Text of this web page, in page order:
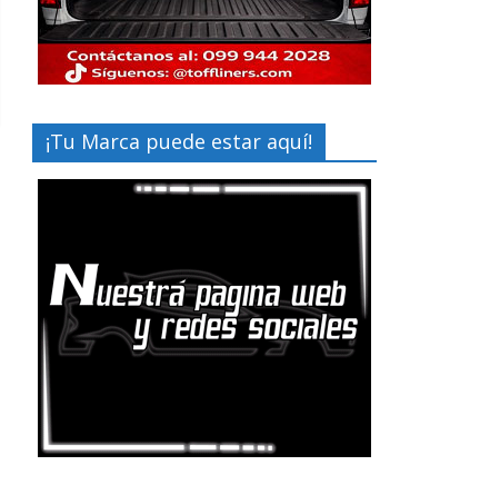
¡Tu Marca puede estar aquí!